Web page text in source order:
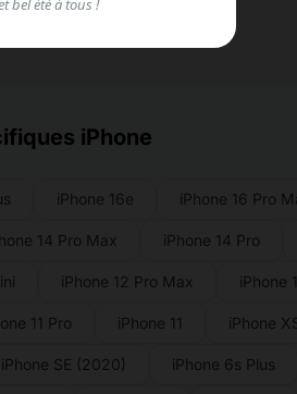
iPhone
iPhone 16e iPhone 16 Pro
14 Pro Max iPhone 14 Pro
iPhone 12 Pro Max iPhone
11 Pro iPhone 11 iPhone
iPhone SE (2020) iPhone 6s Plus
bel été à tous !